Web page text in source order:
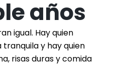
años
igual. Hay quien
tranquila y hay quien
risas duras y comida